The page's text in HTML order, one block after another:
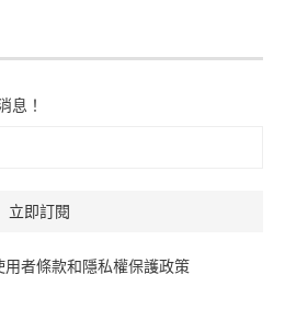
息！
者條款和隱私權保護政策